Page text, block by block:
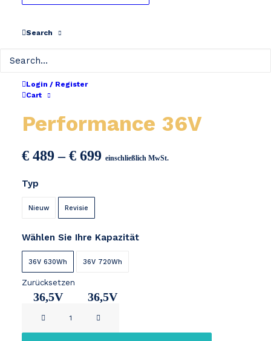
Search
Login / Register
Cart
QWIC Premium /
Performance 36V
€ 489 –€ 699Preisspanne:
einschließlich MwSt.
Typ
Nieuw Revisie
Wählen Sie Ihre Kapazität
36V 630Wh
36,5V
36V 720Wh
36,5V
Zurücksetzen